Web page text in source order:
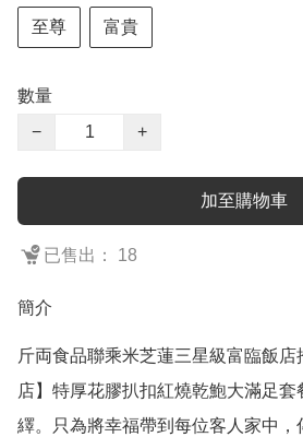
至尊 富貴
數量
−
+
加至購物車
已售出： 18
簡介
斤両食品聯乘米芝蓮三星級富臨飯店
店】特厚花膠扒扣紅燒乾鮑大滿足
繹。只為將幸福帶到每位客人家中，